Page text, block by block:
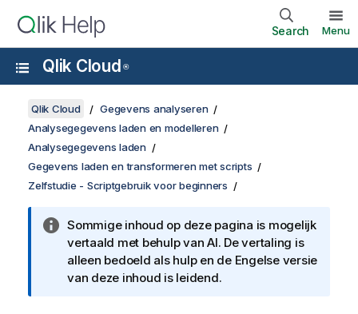
Search Menu
Qlik Cloud ®
Qlik Cloud
Gegevens analyseren
Analysegegevens laden en modelleren
Analysegegevens laden
Gegevens laden en transformeren met scripts
Zelfstudie - Scriptgebruik voor beginners
Sommige inhoud op deze pagina is mogelijk
vertaald met behulp van AI. De vertaling is
alleen bedoeld als hulp en de Engelse versie
van deze inhoud is leidend.